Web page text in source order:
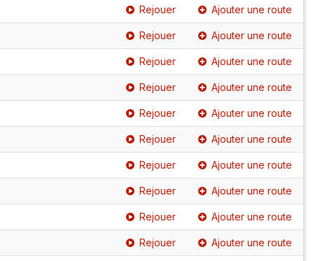
Rejouer Ajouter une route
Rejouer Ajouter une route
Rejouer Ajouter une route
Rejouer Ajouter une route
Rejouer Ajouter une route
Rejouer Ajouter une route
Rejouer Ajouter une route
Rejouer Ajouter une route
Rejouer Ajouter une route
Rejouer Ajouter une route